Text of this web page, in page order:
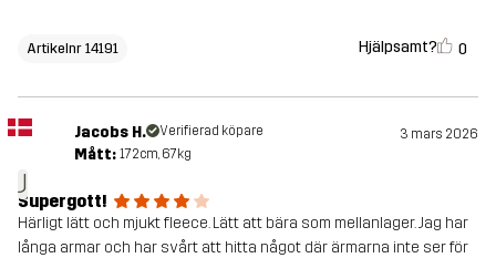
Artikelnr 14191 Hjälpsamt? 0
J
Jacobs H. Verifierad köpare 3 mars 2026
Mått: 172cm, 67kg
Supergott!
Härligt lätt och mjukt fleece. Lätt att bära som mellanlager. Jag har
långa armar och har svårt att hitta något där ärmarna inte ser för